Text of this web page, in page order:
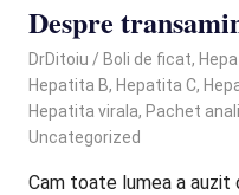
Despre
June 20, 2024
DrDitoiu Boli de ficat,
Hepatita B, Hepatita C,
Hepatita virala, Pachet
Uncategorized
Cam toate lumea a auzit